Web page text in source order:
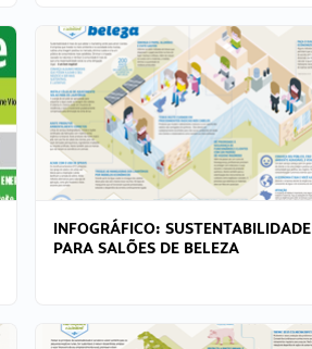
INFOGRÁFICO: SUSTENTABILIDADE
PARA SALÕES DE BELEZA